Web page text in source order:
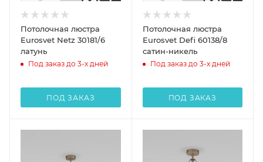
Потолочная люстра
Eurosvet Netz 30181/6
латунь
Под заказ до 3-х дней
ПОД ЗАКАЗ
Потолочная люстра
Eurosvet Defi 60138/8
сатин-никель
Под заказ до 3-х дней
ПОД ЗАКАЗ